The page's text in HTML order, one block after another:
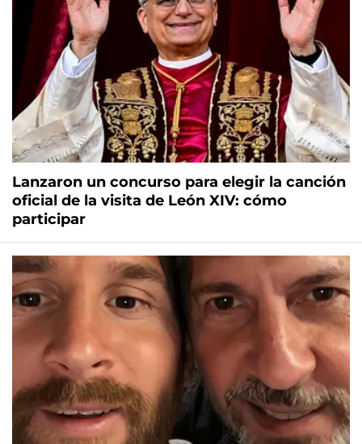
Lanzaron un concurso para elegir la canción
oficial de la visita de León XIV: cómo
participar